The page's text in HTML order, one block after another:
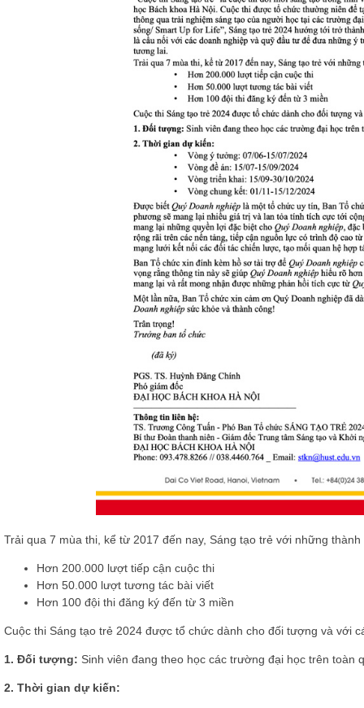
Trải qua 7 mùa thi, kể từ 2017 đến nay, Sáng tạo trẻ với những
Hơn 200.000 lượt tiếp cận cuộc thi
Hơn 50.000 lượt tương tác bài viết
Hơn 100 đội thi đăng ký đến từ 3 miền
Cuộc thi Sáng tạo trẻ 2024 được tổ chức dành cho đối tượng và với
1. Đối tượng: Sinh viên đang theo học các trường đại học trên toàn
2. Thời gian dự kiến: